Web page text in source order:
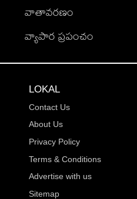
వాతావరణం
వ్యాపార ప్రపంచం
LOKAL
Contact Us
About Us
Privacy Policy
Terms & Conditions
Advertise with us
Sitemap